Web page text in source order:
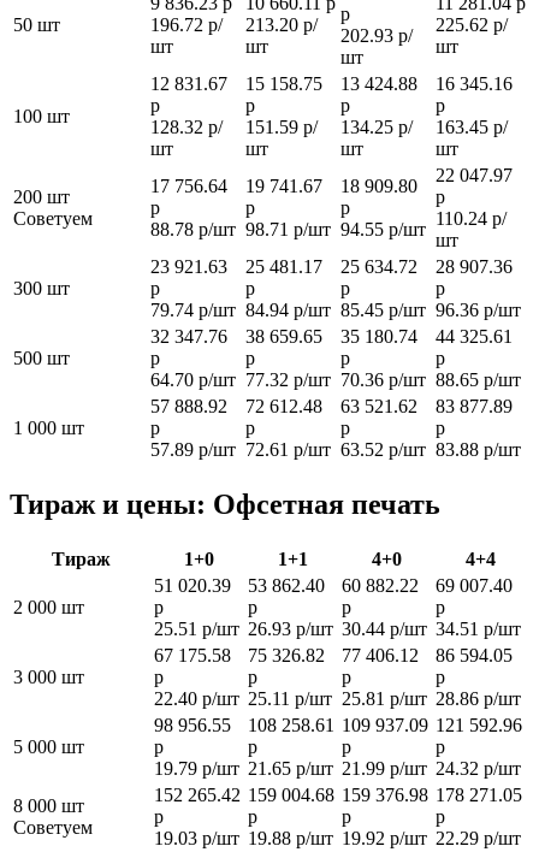
50 шт
196.72 р/
шт
213.20 р/
шт
р
202.93 р/
шт
225.62 р/
шт
100 шт
12 831.67
р
128.32 р/
шт
15 158.75
р
151.59 р/
шт
13 424.88
р
134.25 р/
шт
16 345.16
р
163.45 р/
шт
200 шт
Советуем
17 756.64
р
88.78 р/шт
19 741.67
р
98.71 р/шт
18 909.80
р
94.55 р/шт
22 047.97
р
110.24 р/
шт
300 шт
23 921.63
р
79.74 р/шт
25 481.17
р
84.94 р/шт
25 634.72
р
85.45 р/шт
28 907.36
р
96.36 р/шт
500 шт
32 347.76
р
64.70 р/шт
38 659.65
р
77.32 р/шт
35 180.74
р
70.36 р/шт
44 325.61
р
88.65 р/шт
1 000 шт
57 888.92
р
57.89 р/шт
72 612.48
р
72.61 р/шт
63 521.62
р
63.52 р/шт
83 877.89
р
83.88 р/шт
Тираж и цены: Офсетная печать
Тираж 1+0 1+1 4+0 4+4
2 000 шт
51 020.39
р
25.51 р/шт
53 862.40
р
26.93 р/шт
60 882.22
р
30.44 р/шт
69 007.40
р
34.51 р/шт
3 000 шт
67 175.58
р
22.40 р/шт
75 326.82
р
25.11 р/шт
77 406.12
р
25.81 р/шт
86 594.05
р
28.86 р/шт
5 000 шт
98 956.55
р
19.79 р/шт
108 258.61
р
21.65 р/шт
109 937.09
р
21.99 р/шт
121 592.96
р
24.32 р/шт
8 000 шт
Советуем
152 265.42
р
19.03 р/шт
159 004.68
р
19.88 р/шт
159 376.98
р
19.92 р/шт
178 271.05
р
22.29 р/шт